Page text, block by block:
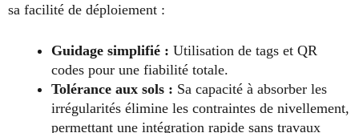
sa facilité de déploiement :
Guidage simplifié : Utilisation de tags et QR
codes pour une fiabilité totale.
Tolérance aux sols : Sa capacité à absorber les
irrégularités élimine les contraintes de nivellement,
permettant une intégration rapide sans travaux